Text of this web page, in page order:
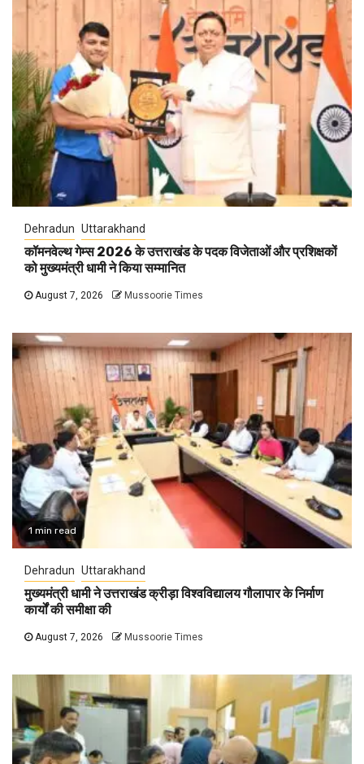
Dehradun Uttarakhand
कॉमनवेल्थ गेम्स 2026 के उत्तराखंड के पदक विजेताओं और प्रशिक्षकों
को मुख्यमंत्री धामी ने किया सम्मानित
August 7, 2026 Mussoorie Times
1 min read
Dehradun Uttarakhand
मुख्यमंत्री धामी ने उत्तराखंड क्रीड़ा विश्वविद्यालय गौलापार के निर्माण
कार्यों की समीक्षा की
August 7, 2026 Mussoorie Times